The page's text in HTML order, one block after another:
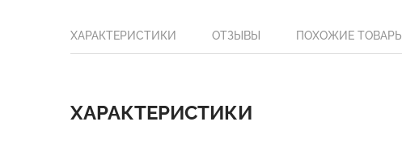
ХАРАКТЕРИСТИКИ ОТЗЫВЫ ПОХОЖИЕ ТОВАРЫ
ХАРАКТЕРИСТИКИ